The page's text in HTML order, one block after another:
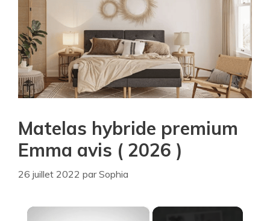
Matelas hybride premium
Emma avis ( 2026 )
26 juillet 2022 parSophia
×